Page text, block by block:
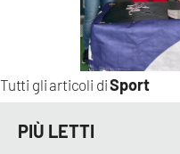
Tutti gli articoli diSport
PIÙ LETTI